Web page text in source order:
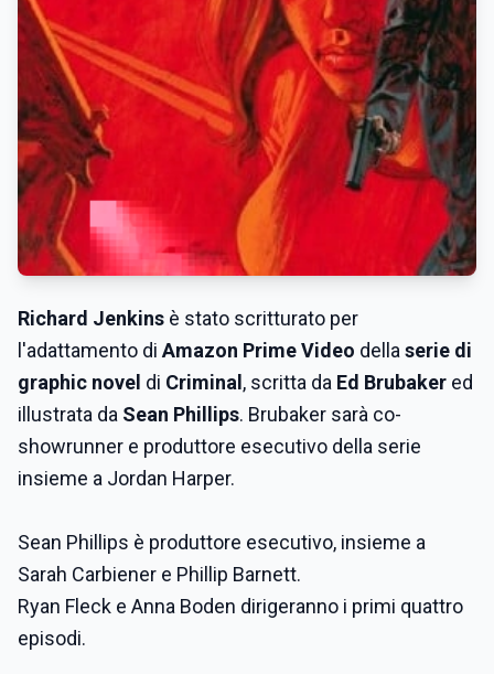
Richard Jenkins è stato scritturato per
l'adattamento di Amazon Prime Video della serie di
graphic novel di Criminal , scritta da Ed Brubaker ed
illustrata da Sean Phillips. Brubaker sarà co-
showrunner e produttore esecutivo della serie
insieme a Jordan Harper.
Sean Phillips è produttore esecutivo, insieme a
Sarah Carbiener e Phillip Barnett.
Ryan Fleck e Anna Boden dirigeranno i primi quattro
episodi.